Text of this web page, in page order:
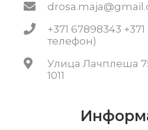
+371 67898343
телефон)
Улица Лачплеша
1011